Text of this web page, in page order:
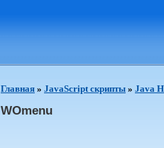
Главная » JavaScript скрипты » Java
WOmenu